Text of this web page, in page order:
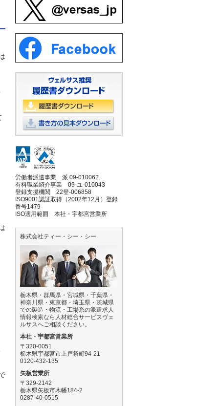
労働者派遣事業 派 09-010062
有料職業紹介事業 09-ユ-010043
登録支援機関 22登-006858
ISO9001認証取得（2002年12月）登録
番号1479
ISO適用範囲 本社・宇都宮営業所
株式会社ティー・シー・シー
栃木県・群馬県・宮城県・千葉県・
神奈川県・東京都・埼玉県・茨城県
での製造・物流・工場系の派遣求人
情報検索なら人材総合サービスヴェ
ルサスへご相談ください。
本社・宇都宮営業所
〒320-0051
栃木県宇都宮市上戸祭町94-21
0120-432-135
矢板営業所
〒329-2142
栃木県矢板市木幡184-2
0287-40-0515